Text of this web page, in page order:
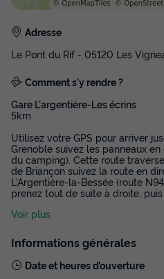
Adresse
Le Pont du Rif - 05120 Les
Comment s'y rendre ?
Gare L'argentière-Les écrins
5km
Utilisez votre GPS pour arriver
Grenoble suivez les panneaux
du camping). Cette route
de Briançon suivez la route en
L'Argentière-la-Bessée (route
prenez tout de suite à droite,
Voir plus
Informations générales
Date et heures d’ouverture